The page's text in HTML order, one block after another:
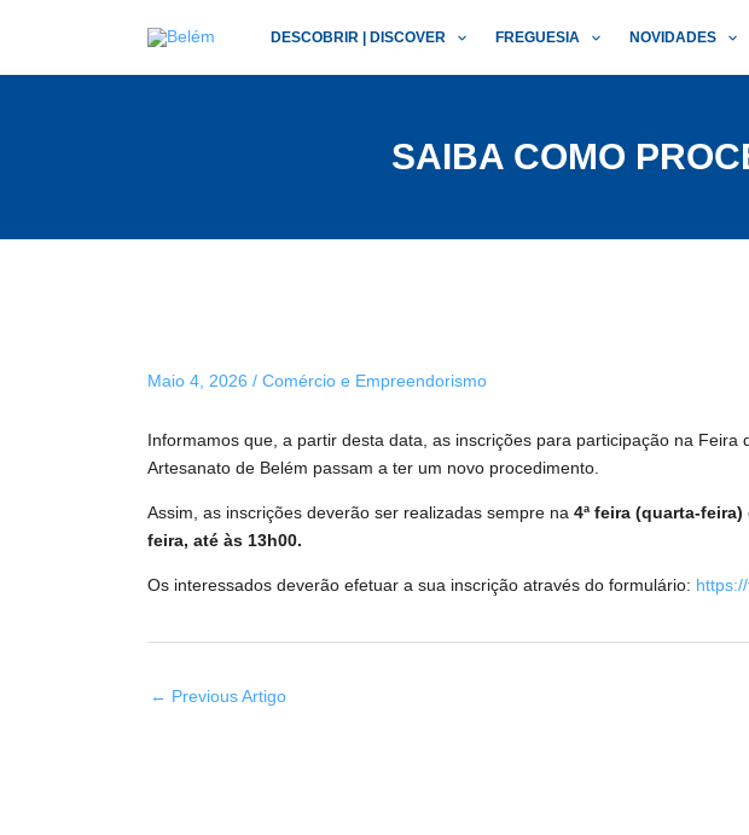
DESCOBRIR | DISCOVER FREGUESIA NOVIDADES
SAIBA COMO
Maio 4, 2026 / Comércio e Empreendorismo
Informamos que, a partir desta data, as inscrições para participação na Feira
Artesanato de Belém passam a ter um novo procedimento.
Assim, as inscrições deverão ser realizadas sempre na 4ª feira (quarta-
feira, até às 13h00.
Os interessados deverão efetuar a sua inscrição através do formulário:
navigation
← Previous Artigo